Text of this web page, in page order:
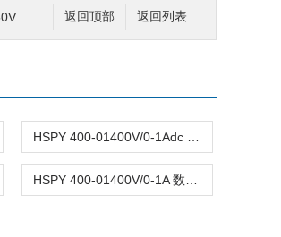
返回列表
返回顶部